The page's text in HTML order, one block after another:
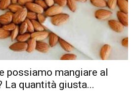
possiamo mangiare al
La quantità giusta...